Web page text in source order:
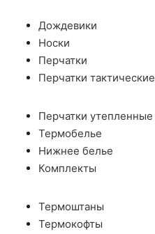
Дождевики
Носки
Перчатки
Перчатки тактические
Перчатки утепленные
Термобелье
Нижнее белье
Комплекты
Термоштаны
Термокофты